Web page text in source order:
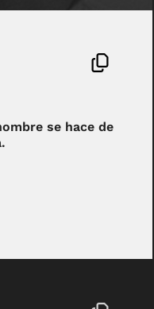
se hace de